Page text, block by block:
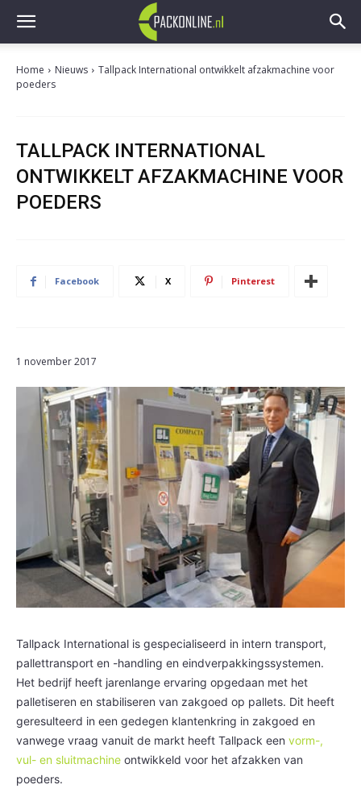
Home Nieuws
Tallpack International ontwikkelt afzakmachine voor
poeders
TALLPACK INTERNATIONAL
ONTWIKKELT AFZAKMACHINE VOOR
POEDERS
Facebook X Pinterest
1 november 2017
Tallpack International is gespecialiseerd in intern transport,
pallettransport en -handling en eindverpakkingssystemen.
Het bedrijf heeft jarenlange ervaring opgedaan met het
palletiseren en stabiliseren van zakgoed op pallets. Dit heeft
geresulteerd in een gedegen klantenkring in zakgoed en
vanwege vraag vanuit de markt heeft Tallpack een vorm-,
vul- en sluitmachine ontwikkeld voor het afzakken van
poeders.